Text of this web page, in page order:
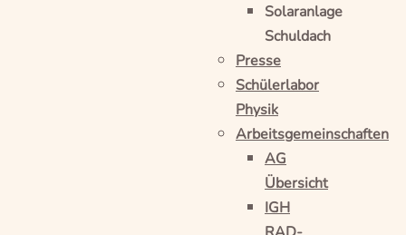
Solaranlage
Schuldach
Presse
Schülerlabor
Physik
Arbeitsgemeinschaften
AG
Übersicht
IGH